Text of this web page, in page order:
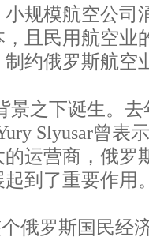
规模航空公司
且民用航空业
约俄罗斯航空
景之下诞生。
Slyusar曾表
运营商，俄罗
到了重要作用
俄罗斯国民经